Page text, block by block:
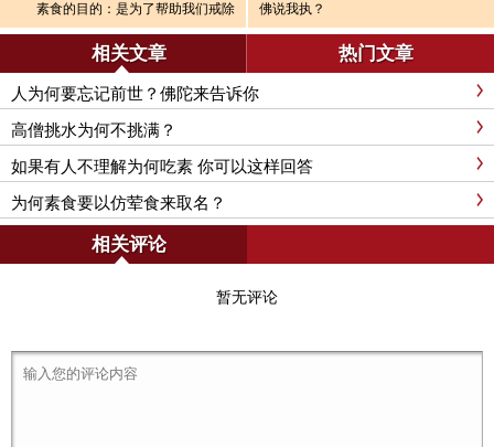
素食的目的：是为了帮助我们戒除
杀心和嗔心
佛说我执？
相关文章 热门文章
人为何要忘记前世？佛陀来告诉你
高僧挑水为何不挑满？
如果有人不理解为何吃素 你可以这样回答
为何素食要以仿荤食来取名？
相关评论
暂无评论